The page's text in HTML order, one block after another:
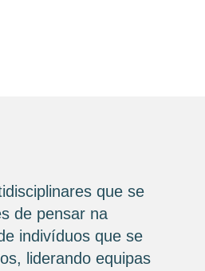
que se
de pensar na
indivíduos que se
liderando equipas